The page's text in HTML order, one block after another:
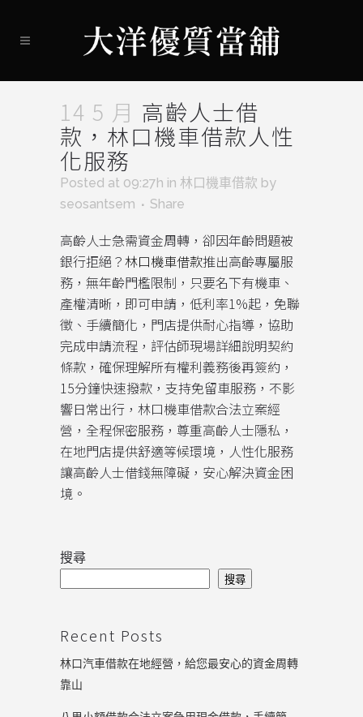
14 5 月 高齡人士借
款，林口機車借款人性
化服務
Posted at 09:27h in 林口機車借款 by
seosantsem
Share
高齡人士急需資金周轉，卻因年齡問題被
銀行拒絕？林口機車借款推出高齡專屬服
務，無年齡門檻限制，只要名下有機車、
產權清晰，即可申請，低利率1%起，免聯
徵、手續簡化，門店提供耐心指導，協助
完成申請流程，評估師現場詳細說明契約
條款，確保理解所有權利義務後再簽約，
15分鐘快速撥款，支持免留車服務，不影
響日常出行，林口機車借款合法立案經
營，全程保密服務，尊重高齡人士隱私，
在地門店提供舒適等候環境，人性化服務
讓高齡人士借錢無障礙，安心解決資金困
境。
搜尋
搜尋
Recent Posts
林口汽車借款在地經營，給您最安心的資金周轉
靠山